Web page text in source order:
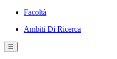
Facoltà
Ambiti Di Ricerca
☰